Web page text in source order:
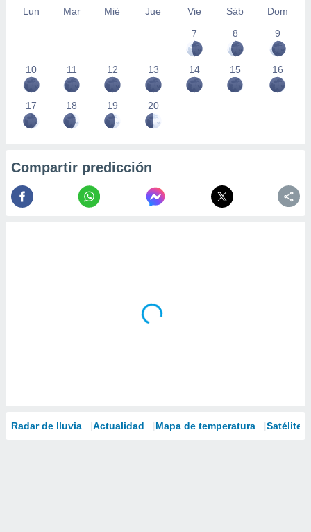
Lun Mar Mié Jue Vie Sáb
Dom
7
8 9
10 11 12 13 14 15 16
17 18 19 20
Compartir predicción
Radar de lluvia Actualidad Mapa de temperatura Satélites